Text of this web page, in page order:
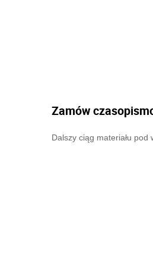
Zamów
Dalszy ciąg materiału pod